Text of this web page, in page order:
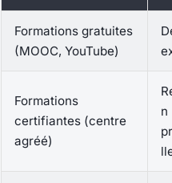
Formations gratuites
(MOOC, YouTube)
Formations
certifiantes (centre
agréé)
n